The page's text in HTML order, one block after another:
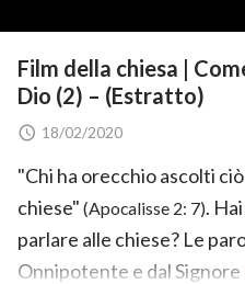
Film della chiesa |
Dio (2) – (Estratto)
18/02/2020
"Chi ha orecchio ascolti
chiese" (Apocalisse 2: 7).
parlare alle chiese? Le
Onnipotente e dal Signore